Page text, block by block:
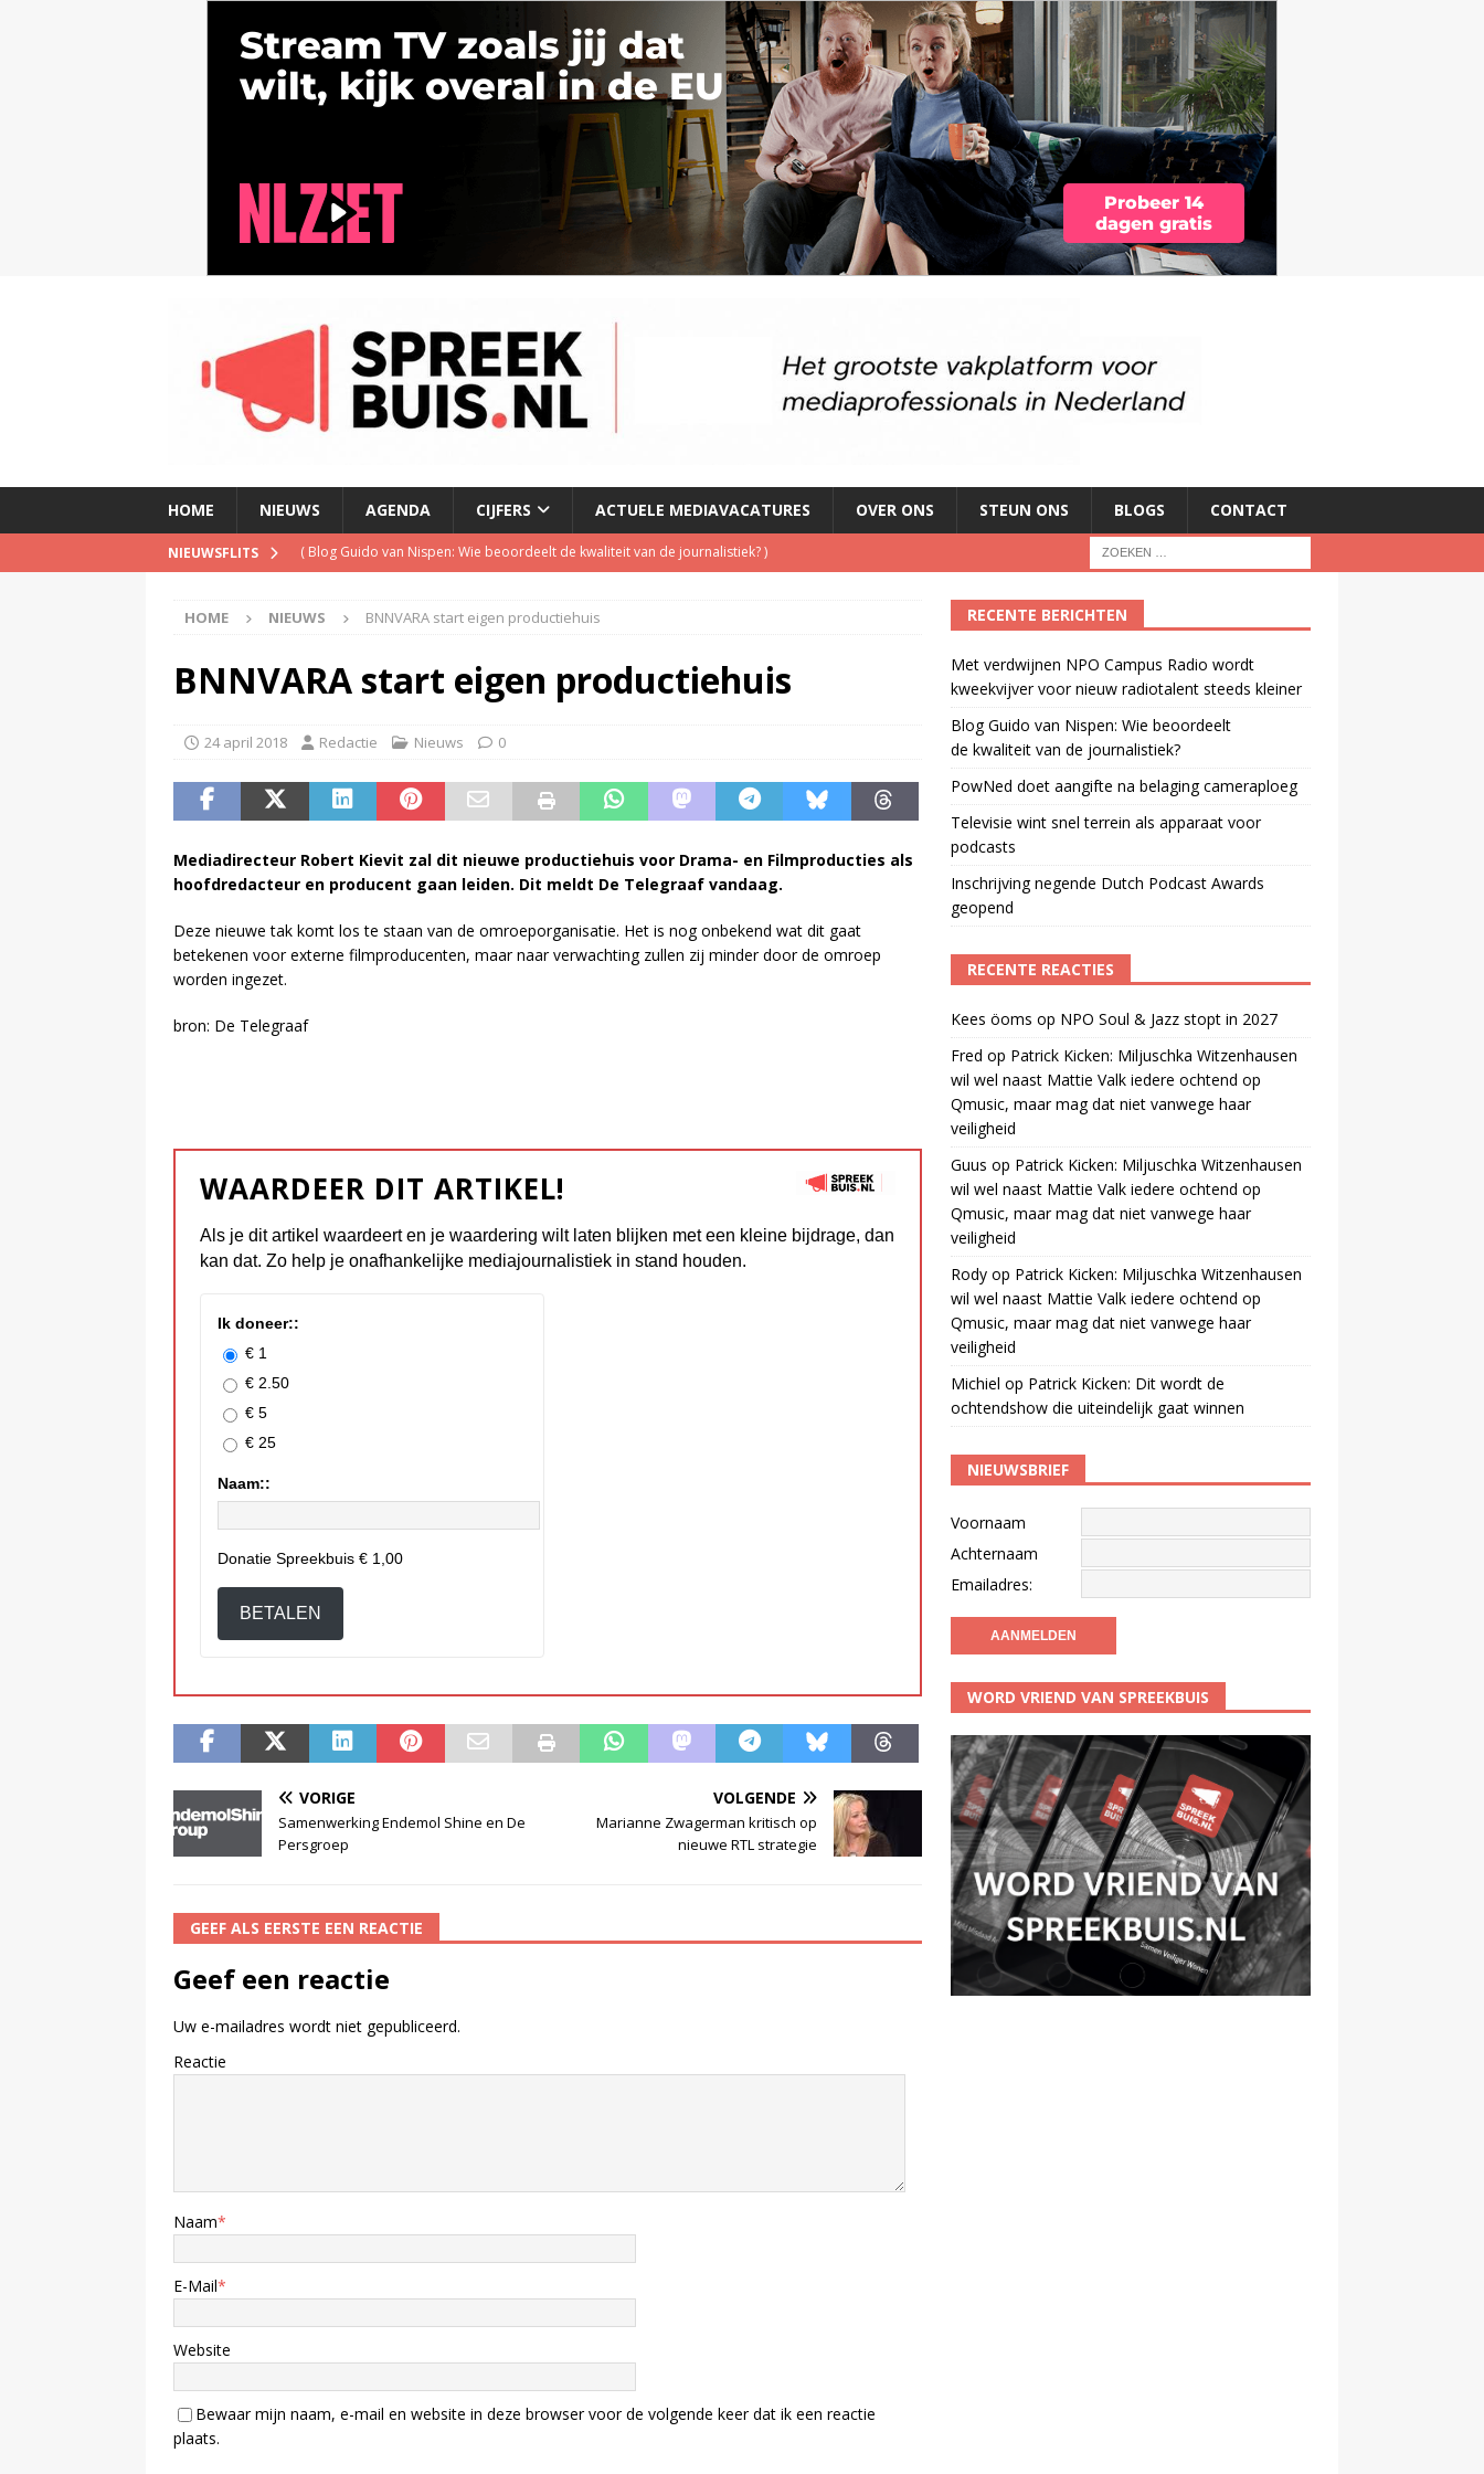
HOME NIEUWS AGENDA CIJFERS ACTUELE MEDIAVACATURES OVER ONS STEUN ONS BLOGS CONTACT
NIEUWSFLITS ( PowNed doet aangifte na belaging cameraploeg)
(Inschrijving negende Dutch Podcast Awards geopend
Met verdwijnen NPO Campus Radio wordt kweekvijver voor nieuw radiotalent steeds kleiner
Blog Guido van Nispen: Wie beoordeelt de kwaliteit van de journalistiek?
HOME NIEUWS BNNVARA start eigen productiehuis
BNNVARA start eigen productiehuis
24 april 2018 Redactie Nieuws 0
Mediadirecteur Robert Kievit zal dit nieuwe productiehuis voor Drama- en Filmproducties als
hoofdredacteur en producent gaan leiden. Dit meldt De Telegraaf vandaag.
Deze nieuwe tak komt los te staan van de omroeporganisatie. Het is nog onbekend wat dit gaat
betekenen voor externe filmproducenten, maar naar verwachting zullen zij minder door de omroep
worden ingezet.
bron: De Telegraaf
WAARDEER DIT ARTIKEL!
Als je dit artikel waardeert en je waardering wilt laten blijken met een kleine bijdrage, dan
kan dat. Zo help je onafhankelijke mediajournalistiek in stand houden.
Ik doneer::
€ 1
€ 2.50
€ 5
€ 25
Naam::
Donatie Spreekbuis € 1,00
BETALEN
VORIGE
Samenwerking Endemol Shine en De
Persgroep
VOLGENDE
Marianne Zwagerman kritisch op
nieuwe RTL strategie
GEEF ALS EERSTE EEN REACTIE
Geef een reactie
Uw e-mailadres wordt niet gepubliceerd.
Reactie
Naam*
E-Mail*
Website
Bewaar mijn naam, e-mail en website in deze browser voor de volgende keer dat ik een reactie
plaats.
RECENTE BERICHTEN
Met verdwijnen NPO Campus Radio wordt
kweekvijver voor nieuw radiotalent steeds kleiner
Blog Guido van Nispen: Wie beoordeelt
de kwaliteit van de journalistiek?
PowNed doet aangifte na belaging cameraploeg
Televisie wint snel terrein als apparaat voor
podcasts
Inschrijving negende Dutch Podcast Awards
geopend
RECENTE REACTIES
Kees öoms op NPO Soul & Jazz stopt in 2027
Fred op Patrick Kicken: Miljuschka Witzenhausen
wil wel naast Mattie Valk iedere ochtend op
Qmusic, maar mag dat niet vanwege haar
veiligheid
Guus op Patrick Kicken: Miljuschka Witzenhausen
wil wel naast Mattie Valk iedere ochtend op
Qmusic, maar mag dat niet vanwege haar
veiligheid
Rodyop Patrick Kicken: Miljuschka Witzenhausen
wil wel naast Mattie Valk iedere ochtend op
Qmusic, maar mag dat niet vanwege haar
veiligheid
Michiel op Patrick Kicken: Dit wordt de
ochtendshow die uiteindelijk gaat winnen
NIEUWSBRIEF
Voornaam
Achternaam
Emailadres:
WORD VRIEND VAN SPREEKBUIS